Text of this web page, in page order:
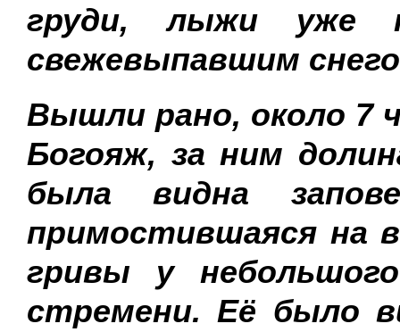
груди, лыжи уже
свежевыпавшим
Вышли рано, около 7
Богояж, за ним
была видна
примостившаяся на
гривы у
стремени. Её было